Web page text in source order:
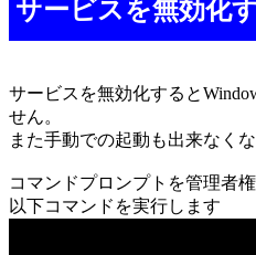
サービスを無効化
サービスを無効化すると
せん。
また手動での起動も出来なくな
コマンドプロンプトを管理者
以下コマンドを実行します